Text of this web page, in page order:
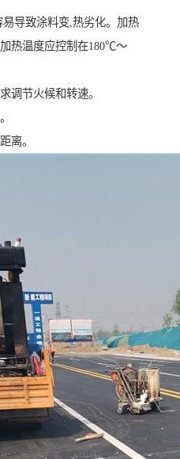
导致涂料变,热劣化。加热
热温度应控制在180℃～
调节火候和转速。
离。